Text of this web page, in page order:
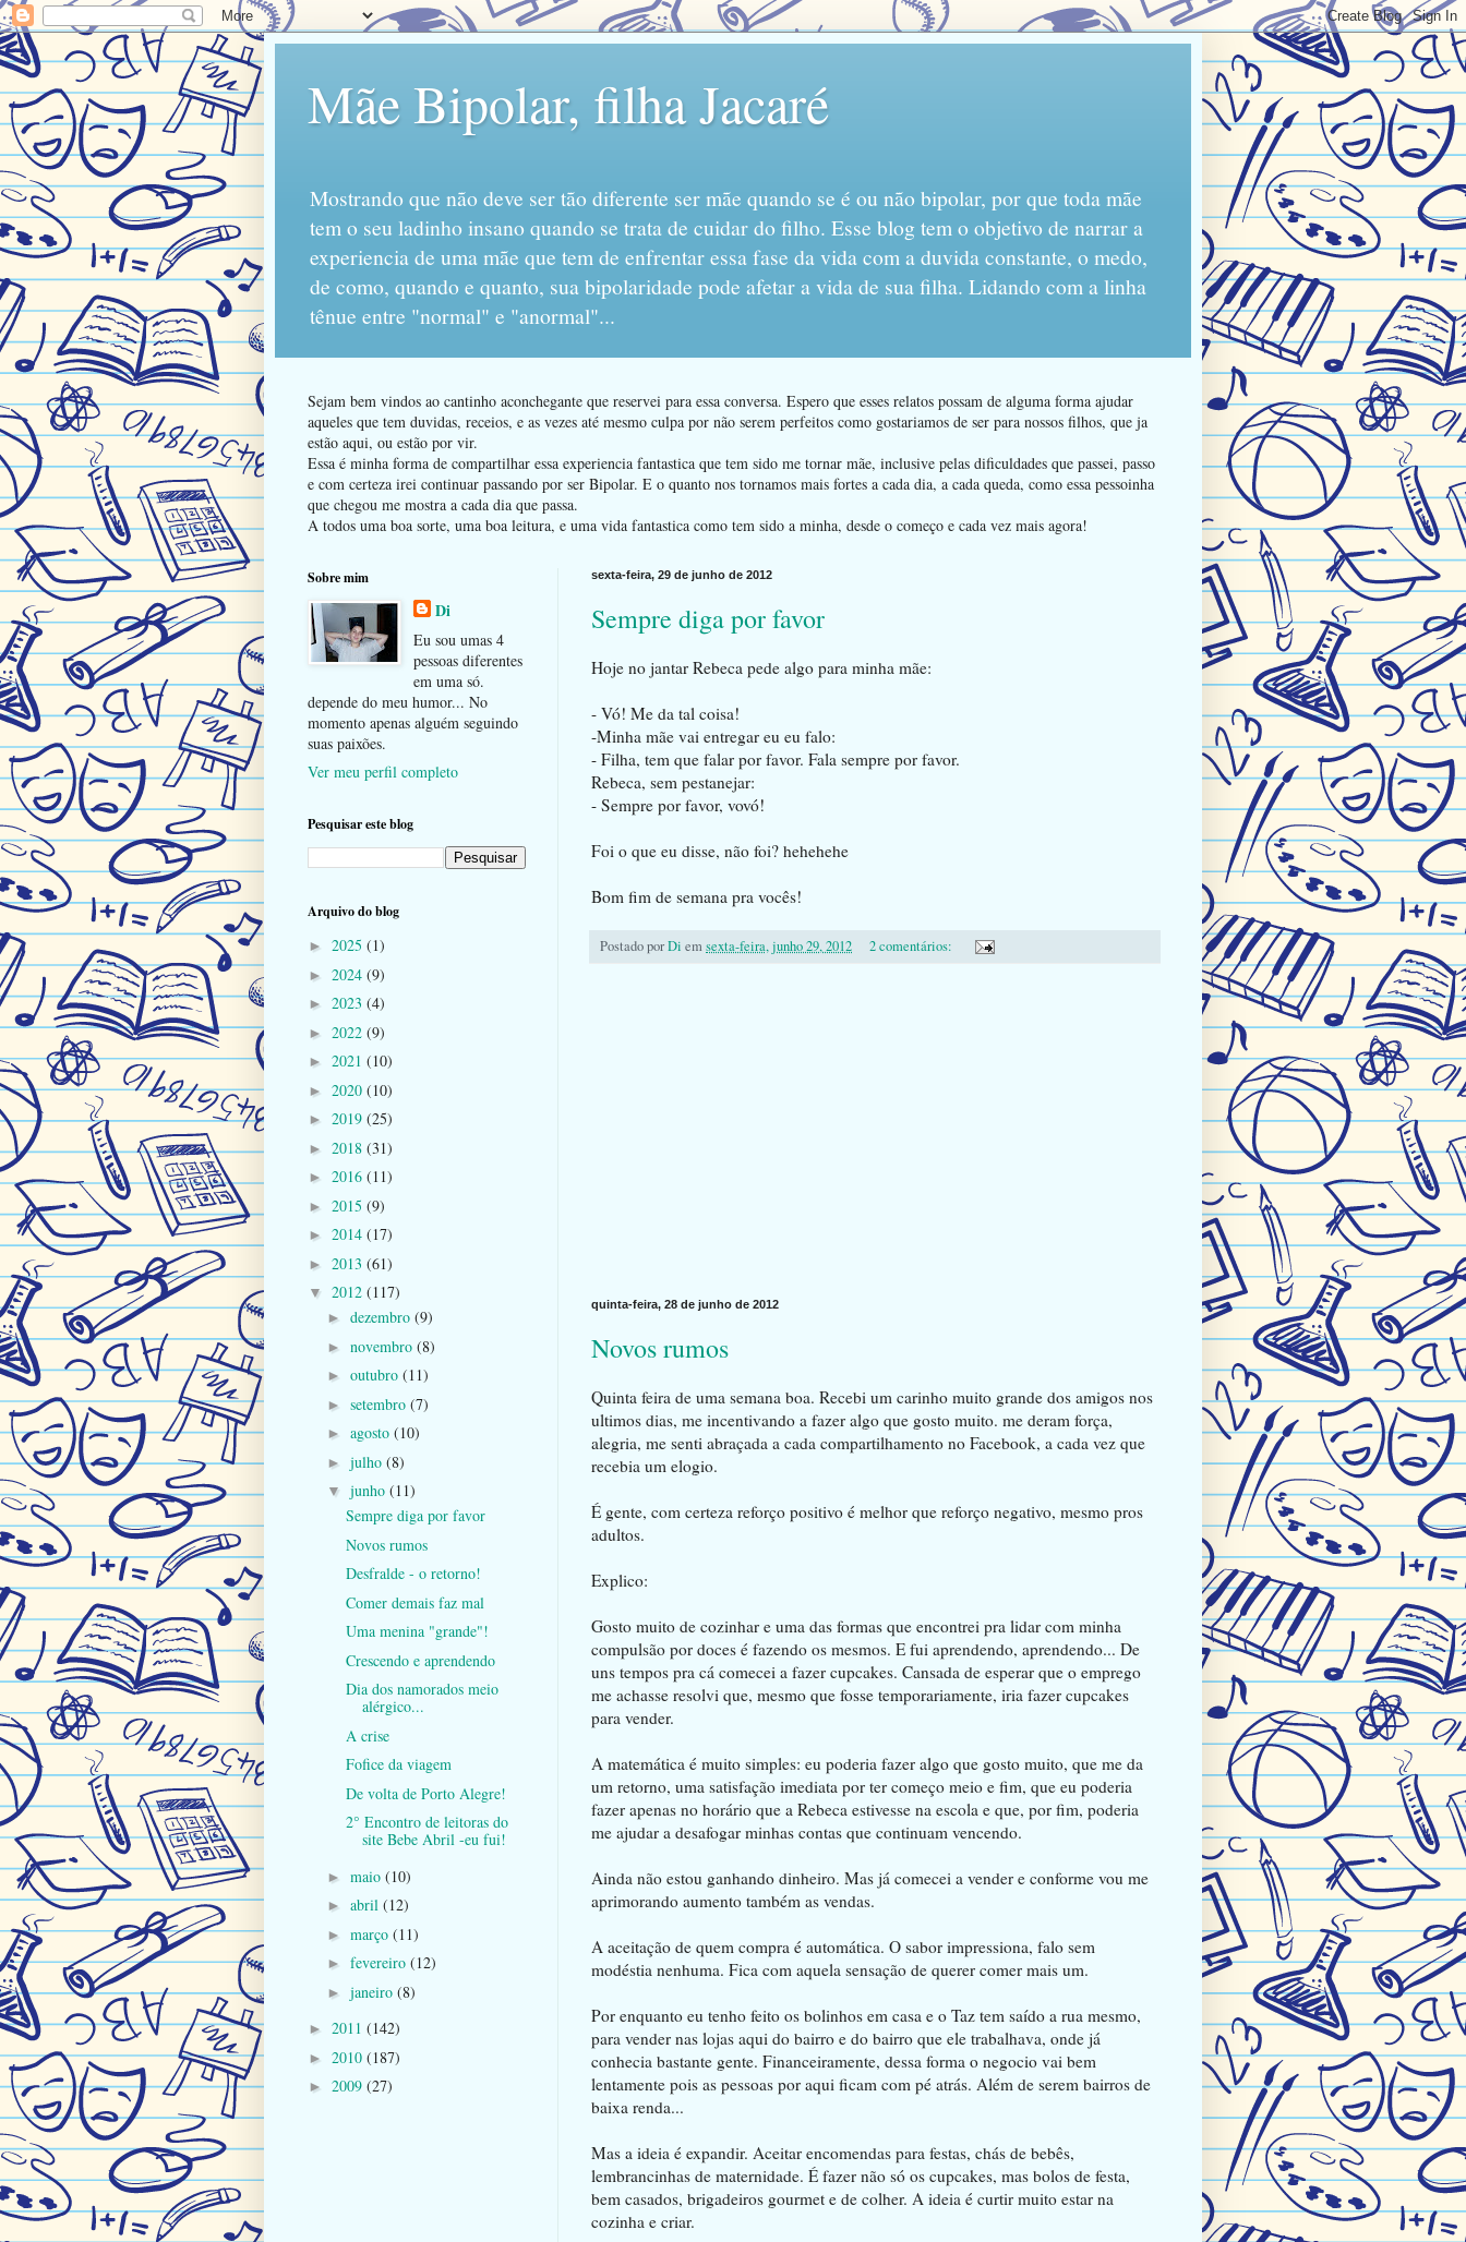
Mãe Bipolar, filha Jacaré
Mostrando que não deve ser tão diferente ser mãe quando se é ou não bipolar, por que toda mãe
tem o seu ladinho insano quando se trata de cuidar do filho. Esse blog tem o objetivo de narrar a
experiencia de uma mãe que tem de enfrentar essa fase da vida com a duvida constante, o medo,
de como, quando e quanto, sua bipolaridade pode afetar a vida de sua filha. Lidando com a linha
tênue entre "normal" e "anormal"...
Sejam bem vindos ao cantinho aconchegante que reservei para essa conversa. Espero que esses relatos possam de alguma forma ajudar
aqueles que tem duvidas, receios, e as vezes até mesmo culpa por não serem perfeitos como gostariamos de ser para nossos filhos, que ja
estão aqui, ou estão por vir.
Essa é minha forma de compartilhar essa experiencia fantastica que tem sido me tornar mãe, inclusive pelas dificuldades que passei, passo
e com certeza irei continuar passando por ser Bipolar. E o quanto nos tornamos mais fortes a cada dia, a cada queda, como essa pessoinha
que chegou me mostra a cada dia que passa.
A todos uma boa sorte, uma boa leitura, e uma vida fantastica como tem sido a minha, desde o começo e cada vez mais agora!
sexta-feira, 29 de junho de 2012
Sempre diga por favor
Hoje no jantar Rebeca pede algo para minha mãe:
- Vó! Me da tal coisa!
-Minha mãe vai entregar eu eu falo:
- Filha, tem que falar por favor. Fala sempre por favor.
Rebeca, sem pestanejar:
- Sempre por favor, vovó!
Foi o que eu disse, não foi? hehehehe
Bom fim de semana pra vocês!
Postado porDi emsexta-feira, junho 29, 2012 2 comentários:
quinta-feira, 28 de junho de 2012
Novos rumos
Quinta feira de uma semana boa. Recebi um carinho muito grande dos amigos nos
ultimos dias, me incentivando a fazer algo que gosto muito. me deram força,
alegria, me senti abraçada a cada compartilhamento no Facebook, a cada vez que
recebia um elogio.
É gente, com certeza reforço positivo é melhor que reforço negativo, mesmo pros
adultos.
Explico:
Gosto muito de cozinhar e uma das formas que encontrei pra lidar com minha
compulsão por doces é fazendo os mesmos. E fui aprendendo, aprendendo... De
uns tempos pra cá comecei a fazer cupcakes. Cansada de esperar que o emprego
me achasse resolvi que, mesmo que fosse temporariamente, iria fazer cupcakes
para vender.
A matemática é muito simples: eu poderia fazer algo que gosto muito, que me da
um retorno, uma satisfação imediata por ter começo meio e fim, que eu poderia
fazer apenas no horário que a Rebeca estivesse na escola e que, por fim, poderia
me ajudar a desafogar minhas contas que continuam vencendo.
Ainda não estou ganhando dinheiro. Mas já comecei a vender e conforme vou me
aprimorando aumento também as vendas.
A aceitação de quem compra é automática. O sabor impressiona, falo sem
modéstia nenhuma. Fica com aquela sensação de querer comer mais um.
Por enquanto eu tenho feito os bolinhos em casa e o Taz tem saído a rua mesmo,
para vender nas lojas aqui do bairro e do bairro que ele trabalhava, onde já
conhecia bastante gente. Financeiramente, dessa forma o negocio vai bem
lentamente pois as pessoas por aqui ficam com pé atrás. Além de serem bairros de
baixa renda...
Mas a ideia é expandir. Aceitar encomendas para festas, chás de bebês,
lembrancinhas de maternidade. É fazer não só os cupcakes, mas bolos de festa,
bem casados, brigadeiros gourmet e de colher. A ideia é curtir muito estar na
cozinha e criar.
Sobre mim
Di
Eu sou umas 4
pessoas diferentes
em uma só.
depende do meu humor... No
momento apenas alguém seguindo
suas paixões.
Ver meu perfil completo
Pesquisar este blog
Arquivo do blog
► 2025 (1)
► 2024 (9)
► 2023 (4)
► 2022 (9)
► 2021 (10)
► 2020 (10)
► 2019 (25)
► 2018 (31)
► 2016 (11)
► 2015 (9)
► 2014 (17)
► 2013 (61)
▼ 2012 (117)
► dezembro (9)
► novembro (8)
► outubro (11)
► setembro (7)
► agosto (10)
► julho (8)
▼ junho (11)
Sempre diga por favor
Novos rumos
Desfralde - o retorno!
Comer demais faz mal
Uma menina "grande"!
Crescendo e aprendendo
Dia dos namorados meio
alérgico...
A crise
Fofice da viagem
De volta de Porto Alegre!
2° Encontro de leitoras do
site Bebe Abril -eu fui!
► maio (10)
► abril (12)
► março (11)
► fevereiro (12)
► janeiro (8)
► 2011 (142)
► 2010 (187)
► 2009 (27)